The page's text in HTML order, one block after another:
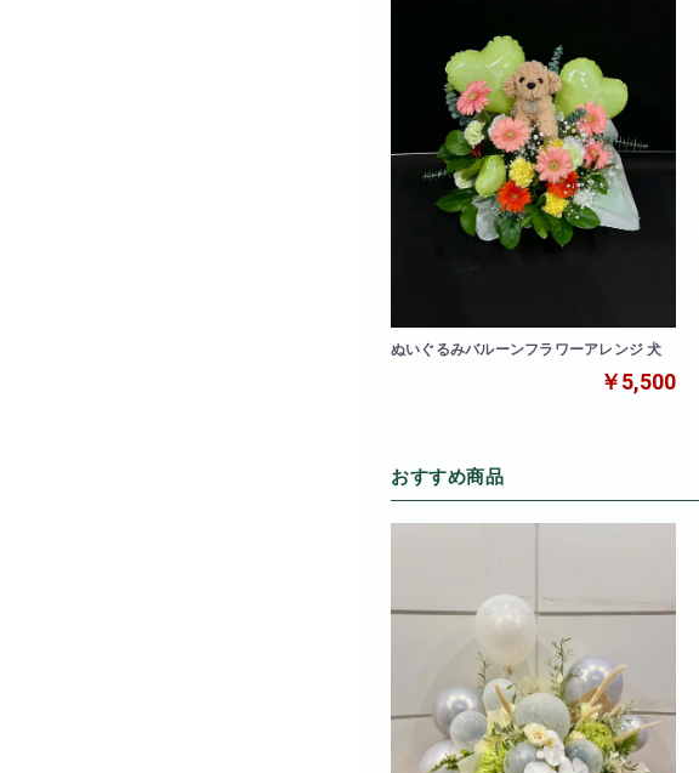
ぬいぐるみバルーンフラワーアレンジ 犬
￥5,500
おすすめ商品